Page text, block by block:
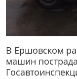
В Ершовском
машин